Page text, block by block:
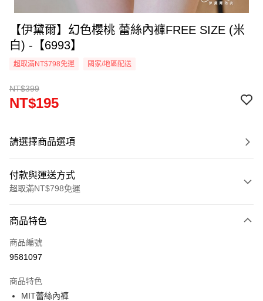
【伊黛爾】幻色櫻桃 蕾絲內褲FREE SIZE (米
白) -【6993】
超取滿NT$798免運 國家/地區配送
NT$399
NT$195
請選擇商品選項
付款與運送方式
超取滿NT$798免運
信用卡一次付款
超商取貨付款
Apple Pay
商品特色
商品編號
9581097
商品特色
MIT蕾絲內褲